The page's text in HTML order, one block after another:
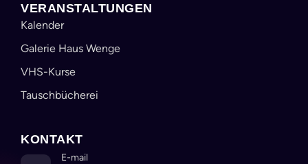
VERANSTALTUNGEN
Kalender
Galerie Haus Wenge
VHS-Kurse
Tauschbücherei
KONTAKT
E-mail